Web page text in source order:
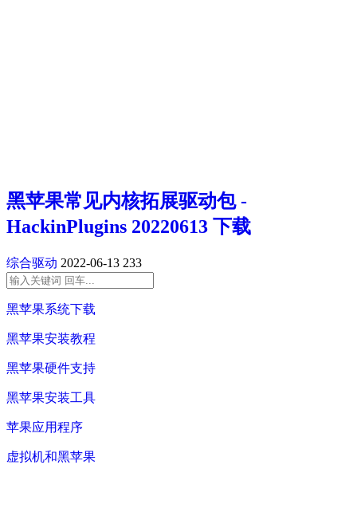
黑苹果常见内核拓展驱动包 -
HackinPlugins 20220613 下载
综合驱动 2022-06-13 233
黑苹果系统下载
黑苹果安装教程
黑苹果硬件支持
黑苹果安装工具
苹果应用程序
虚拟机和黑苹果